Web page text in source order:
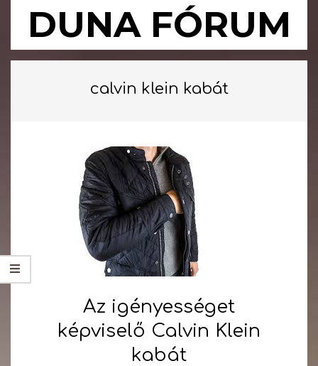
DUNA FÓRUM
Primary
calvin klein kabát
Az igényességet
képviselő Calvin Klein
kabát